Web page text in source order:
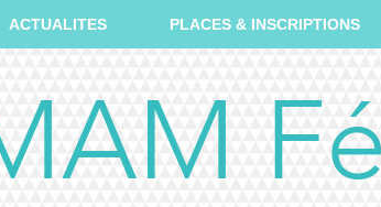
ACTUALITES PLACES & INSCRIPTIONS